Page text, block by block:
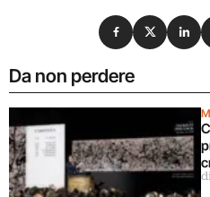
Da non perdere
Condividi su
Condividi